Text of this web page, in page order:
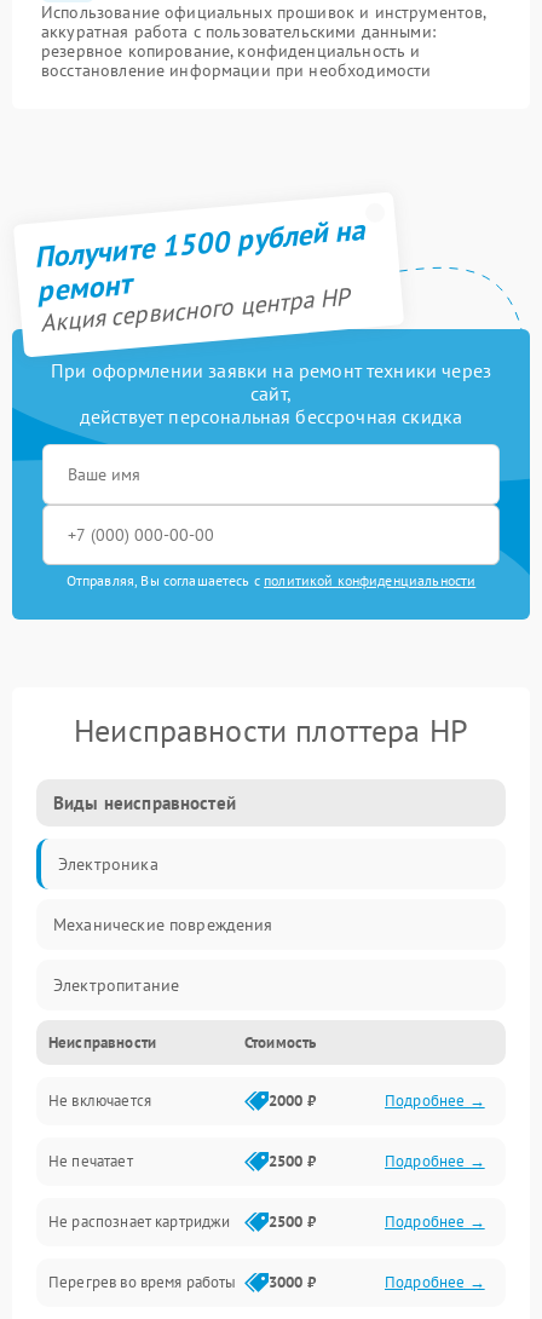
Использование официальных прошивок и инструментов,
аккуратная работа с пользовательскими данными:
резервное копирование, конфиденциальность и
восстановление информации при необходимости
Получите 1500 рублей на
ремонт
Акция сервисного центра HP
При оформлении заявки на ремонт техники через
сайт,
действует персональная бессрочная скидка
Отправляя, Вы соглашаетесь с политикой конфиденциальности
Неисправности плоттера HP
Виды неисправностей
Электроника
Механические повреждения
Электропитание
Работа системы
Механика
Оптика
Программное обеспечение
Корпус/Герметичность
Неисправности Стоимость
Не включается 2000 ₽ Подробнее →
Не печатает 2500 ₽ Подробнее →
Не распознает картриджи 2500 ₽ Подробнее →
Перегрев во время работы 3000 ₽ Подробнее →